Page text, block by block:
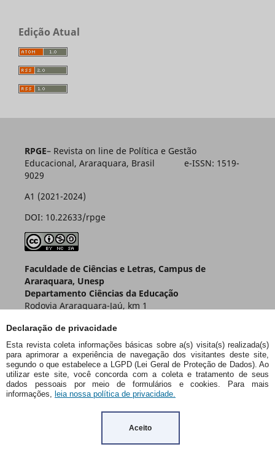
Declaração de privacidade
Esta revista coleta informações básicas sobre a(s) visita(s) realizada(s)
para aprimorar a experiência de navegação dos visitantes deste site,
segundo o que estabelece a LGPD (Lei Geral de Proteção de Dados). Ao
utilizar este site, você concorda com a coleta e tratamento de seus
dados pessoais por meio de formulários e cookies. Para mais
informações, leia nossa política de privacidade.
Aceito
Edição Atual
RPGE– Revista on line de Política e Gestão
Educacional, Araraquara, Brasil e-ISSN: 1519-
9029
A1 (2021-2024)
DOI: 10.22633/rpge
Faculdade de Ciências e Letras, Campus de
Araraquara, Unesp
Departamento Ciências da Educação
Rodovia Araraquara-Jaú, km 1
Araraquara – SP – Brasil